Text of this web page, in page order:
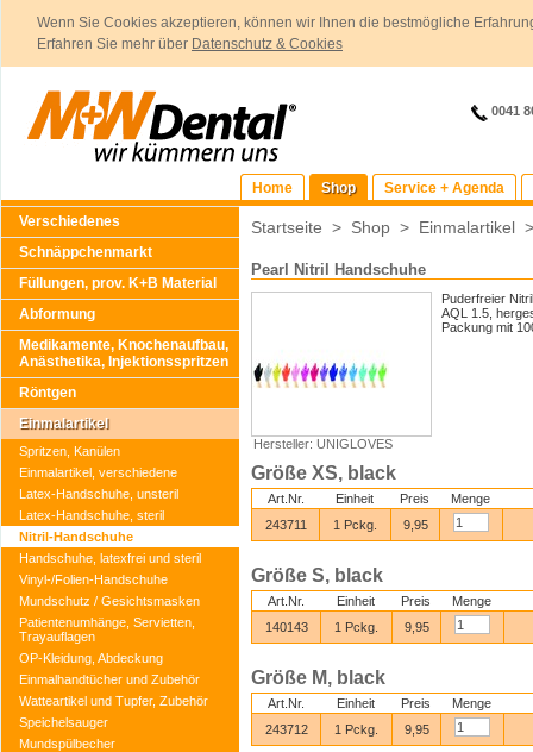
Wenn Sie Cookies akzeptieren, können wir Ihnen die bestmögliche
Erfahren Sie mehr über Datenschutz & Cookies
0041
Home Shop
Service + Agenda
Verschiedenes
Schnäppchenmarkt
Füllungen, prov. K+B Material
Abformung
Medikamente, Knochenaufbau,
Anästhetika, Injektionsspritzen
Röntgen
Einmalartikel
Spritzen, Kanülen
Einmalartikel, verschiedene
Latex-Handschuhe, unsteril
Latex-Handschuhe, steril
Nitril-Handschuhe
Handschuhe, latexfrei und steril
Vinyl-/Folien-Handschuhe
Mundschutz / Gesichtsmasken
Patientenumhänge, Servietten,
Trayauflagen
OP-Kleidung, Abdeckung
Einmalhandtücher und Zubehör
Watteartikel und Tupfer, Zubehör
Speichelsauger
Mundspülbecher
Startseite > Shop > Einmalartikel
Pearl Nitril Handschuhe
Hersteller: UNIGLOVES
Puderfreier
AQL 1.5,
Packung mit
Größe XS, black
Art.Nr. Einheit Preis
Menge
243711
1 Pckg. 9,95
Größe S, black
Art.Nr. Einheit Preis
Menge
140143
1 Pckg. 9,95
Größe M, black
Art.Nr. Einheit Preis
Menge
243712
1 Pckg. 9,95